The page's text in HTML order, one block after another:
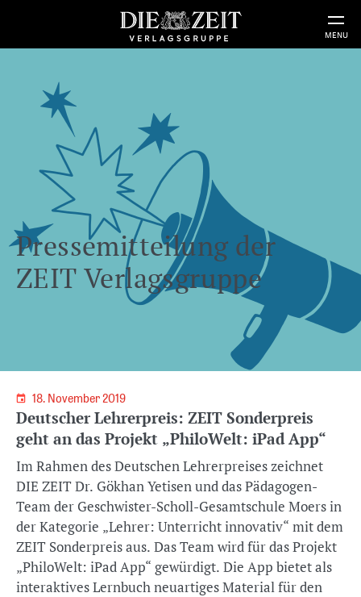
MENU
Pressemitteilung der
ZEIT Verlagsgruppe
18. November 2019
Deutscher Lehrerpreis: ZEIT Sonderpreis
geht an das Projekt „PhiloWelt: iPad App“
Im Rahmen des Deutschen Lehrerpreises zeichnet
DIE ZEIT Dr. Gökhan Yetisen und das Pädagogen-
Team der Geschwister-Scholl-Gesamtschule Moers in
der Kategorie „Lehrer: Unterricht innovativ“ mit dem
ZEIT Sonderpreis aus. Das Team wird für das Projekt
„PhiloWelt: iPad App“ gewürdigt. Die App bietet als
interaktives Lernbuch neuartiges Material für den